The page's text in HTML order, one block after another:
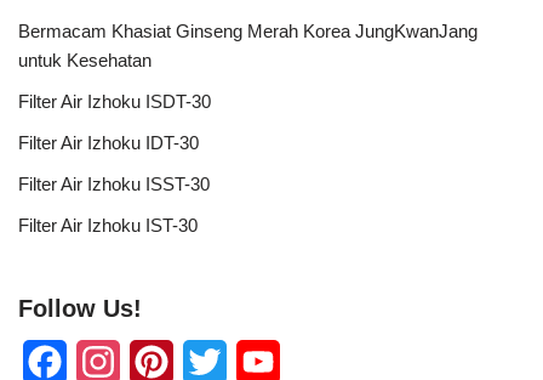
Bermacam Khasiat Ginseng Merah Korea JungKwanJang
untuk Kesehatan
Filter Air Izhoku ISDT-30
Filter Air Izhoku IDT-30
Filter Air Izhoku ISST-30
Filter Air Izhoku IST-30
Follow Us!